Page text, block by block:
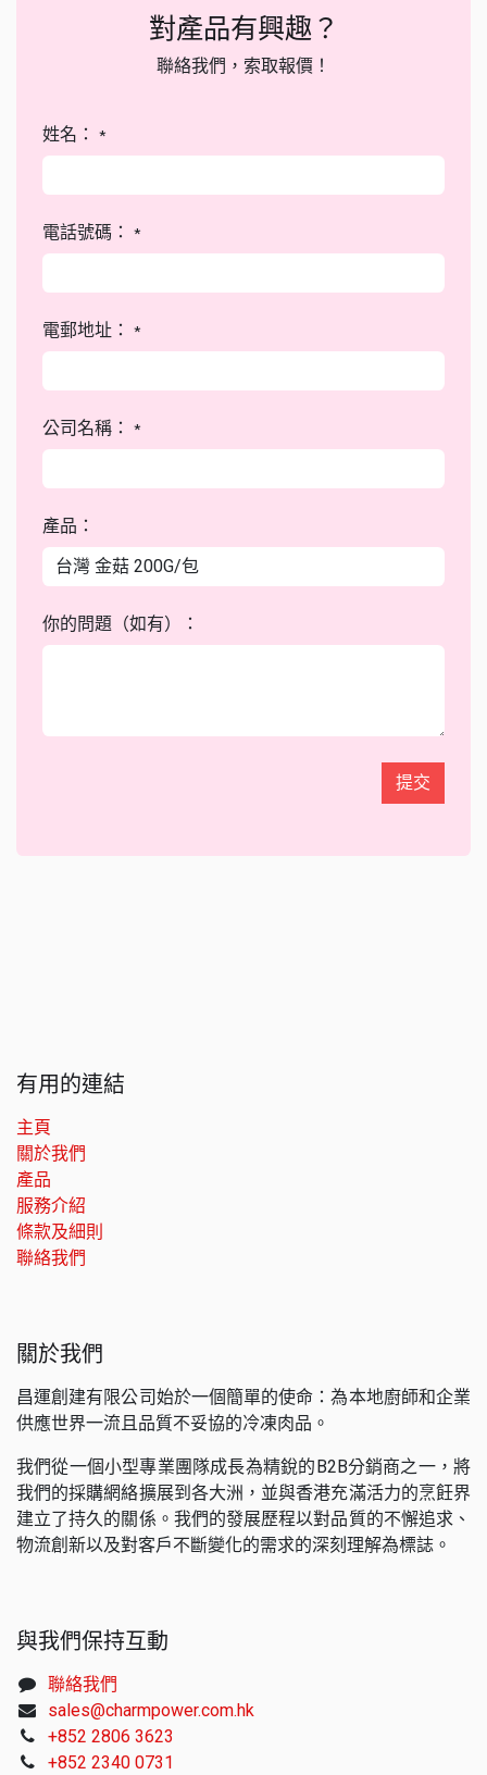
對產品有興趣？
聯絡我們，索取報價！
姓名： *
電話號碼： *
電郵地址： *
公司名稱： *
產品：
你的問題（如有）：
提交
有用的連結
主頁
關於我們
產品
服務介紹
條款及細則
聯絡我們
關於我們
昌運創建有限公司始於一個簡單的使命：為本地廚師和企業
供應世界一流且品質不妥協的冷凍肉品。
我們從一個小型專業團隊成長為精銳的B2B分銷商之一，將
我們的採購網絡擴展到各大洲，並與香港充滿活力的烹飪界
建立了持久的關係。我們的發展歷程以對品質的不懈追求、
物流創新以及對客戶不斷變化的需求的深刻理解為標誌。
與我們保持互動
聯絡我們
sales@charmpower.com.hk
+852 2806 3623
+852 2340 0731